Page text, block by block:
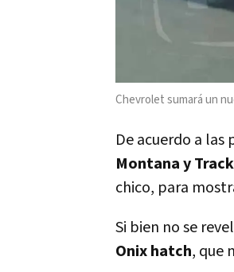
Chevrolet sumará un
De acuerdo a las
Montana y
chico, para
Si bien no se
Onix hatch, que